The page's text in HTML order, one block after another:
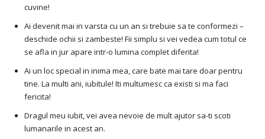
cuvine!
Ai devenit mai in varsta cu un an si trebuie sa te conformezi –
deschide ochii si zambeste! Fii simplu si vei vedea cum totul ce
se afla in jur apare intr-o lumina complet diferita!
Ai un loc special in inima mea, care bate mai tare doar pentru
tine. La multi ani, iubitule! Iti multumesc ca existi si ma faci
fericita!
Dragul meu iubit, vei avea nevoie de mult ajutor sa-ti scoti
lumanarile in acest an.